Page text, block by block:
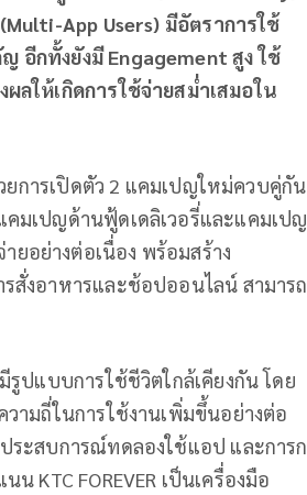
Multi-App Users) มีอัตราการใช้
อีกทั้งยังมีEngagementสูง ใช้
ลให้เกิดการใช้จ่ายสม่ำเสมอใน
การเปิดตัว 2 แคมเปญใหม่ควบคู่กัน
มเปญด้านฟู้ดเดลิเวอรี่และแคมเปญ
อย่างต่อเนื่อง พร้อมสร้าง
สั่งอาหารและช้อปออนไลน์ สามารถ
ปแบบการใช้ชีวิตใกล้เคียงกัน โดย
ามถี่ในการใช้งานเพิ่มขึ้นอย่างต่อ
ระสบการณ์ทดลองใช้แอป และการก
KTC FOREVER เป็นเครื่องมือ